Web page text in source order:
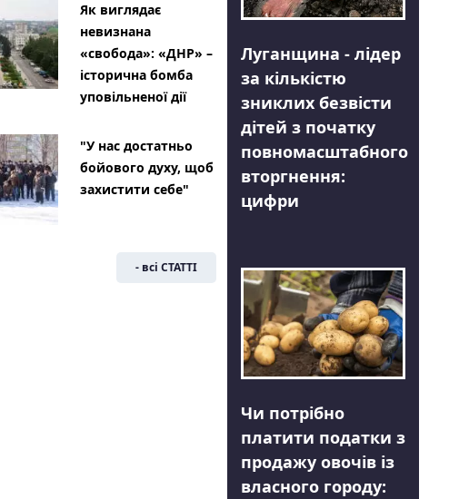
Як виглядає
невизнана
«свобода»: «ДНР» –
історична бомба
уповільненої дії
"У нас достатньо
бойового духу, щоб
захистити себе"
- всі СТАТТІ
Луганщина - лідер
за кількістю
зниклих безвісти
дітей з початку
повномасштабного
вторгнення:
цифри
Чи потрібно
платити податки з
продажу овочів із
власного городу: